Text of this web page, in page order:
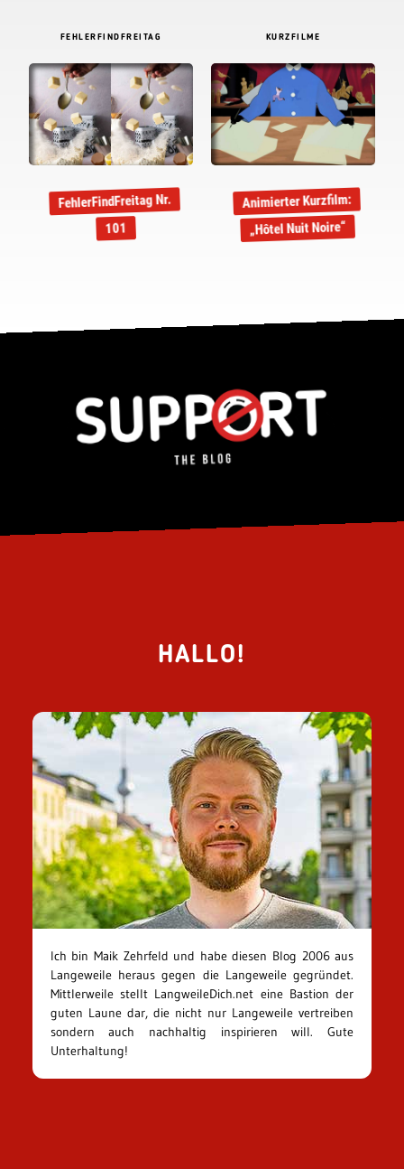
FEHLERFINDFREITAG
FehlerFindFreitag Nr.
101
KURZFILME
Animierter Kurzfilm:
„Hôtel Nuit Noire“
HALLO!
Ich bin Maik Zehrfeld und habe diesen Blog 2006 aus
Langeweile heraus gegen die Langeweile gegründet.
Mittlerweile stellt LangweileDich.net eine Bastion der
guten Laune dar, die nicht nur Langeweile vertreiben
sondern auch nachhaltig inspirieren will. Gute
Unterhaltung!